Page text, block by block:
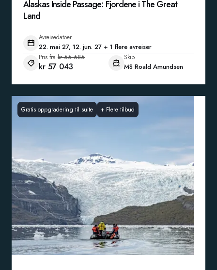
Alaskas Inside Passage: Fjordene i The Great
Land
Avreisedatoer
22. mai 27, 12. jun. 27 + 1 flere avreiser
Pris fra kr 66 686
kr 57 043
Skip
MS Roald Amundsen
Gratis oppgradering til suite + Flere tilbud